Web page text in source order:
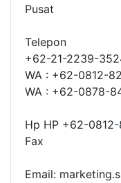
Pusat
Telepon
+62-21-2239-
WA : +62-0812-
WA : +62-0878-
Hp HP +62-
Fax
Email: